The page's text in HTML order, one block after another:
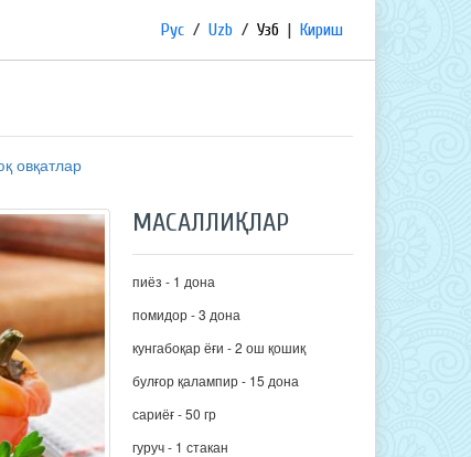
Рус / Uzb / Узб | Кириш
овқатлар
МАСАЛЛИҚЛАР
пиёз - 1 дона
помидор - 3 дона
кунгабоқар ёғи - 2 ош қошиқ
булғор қалампир - 15 дона
сариёғ - 50 гр
гуруч - 1 стакан